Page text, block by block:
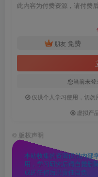
此内容为付费资源，请付费
朋友 免费
您当前未
仅供个人学习使用，切
虚拟产
© 版权声明
本站收集的资源仅供内部
用，学习研究后请自觉删
成的任何后果责任自负。